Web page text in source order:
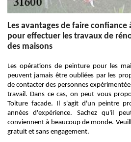
Les avantages de faire confiance
pour effectuer les travaux de
des maisons
Les opérations de peinture pour les
peuvent jamais être oubliées par les
de contacter des personnes
travail. Dans ce cas, on peut vous
Toiture facade. Il s'agit d'un peintre
années d'expérience. Sachez qu'il
conviennent à beaucoup de monde.
gratuit et sans engagement.